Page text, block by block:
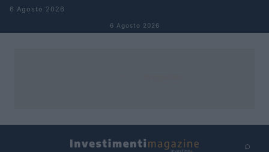
Salta al contenuto
6 Agosto 2026
6 Agosto 2026
⌕